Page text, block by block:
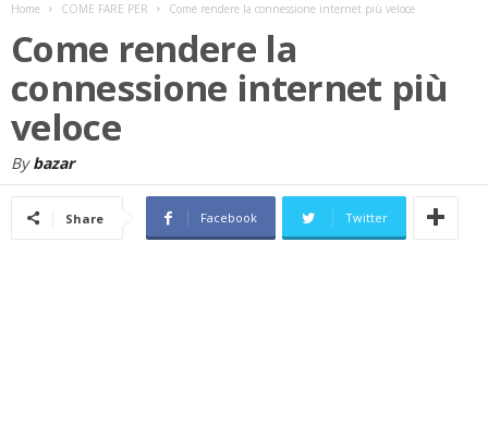
Home COME FARE PER Come rendere la connessione internet più veloce
Come rendere la
connessione internet più
veloce
By bazar
Share Facebook Twitter